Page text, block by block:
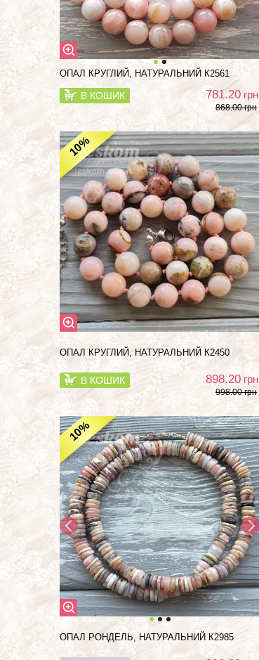
ОПАЛ КРУГЛИЙ, НАТУРАЛЬНИЙ К2561
В КОШИК 781.20грн
868.00 грн
10%
ОПАЛ КРУГЛИЙ, НАТУРАЛЬНИЙ К2450
В КОШИК 898.20 грн
998.00 грн
10%
ОПАЛ РОНДЕЛЬ, НАТУРАЛЬНИЙ К2985